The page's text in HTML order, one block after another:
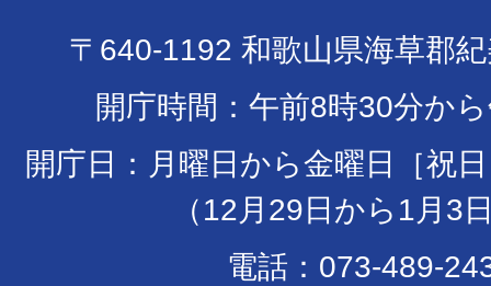
〒640-1192 和歌山県海草郡
開庁時間：午前8時30分か
開庁日：月曜日から金曜日［祝
（12月29日から1月3
電話：073-489-